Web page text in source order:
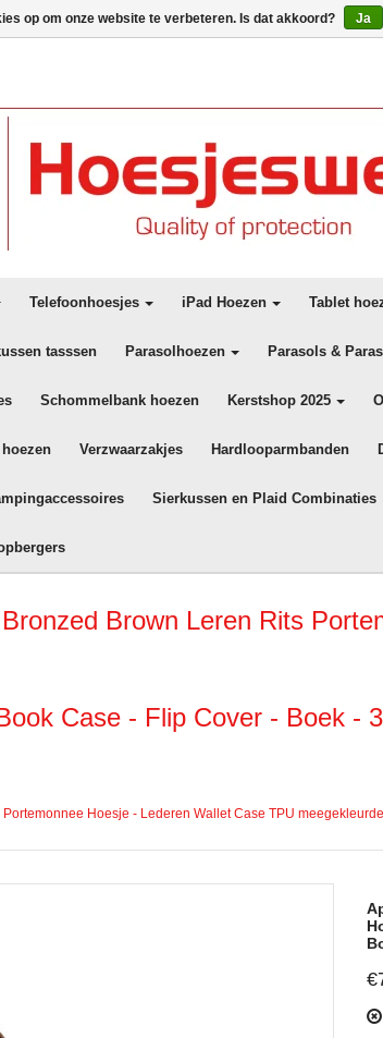
Telefoonhoesjes iPad Hoezen Tablet
tasssen Parasolhoezen Parasols &
Schommelbank hoezen Kerstshop 2025
Verzwaarzakjes Hardlooparmbanden
Sierkussen en Plaid Combinaties
Brown Leren Rits
Case - Flip Cover - Boek -
Hoesje - Lederen Wallet Case TPU
op om onze website te verbeteren. Is dat akkoord? Ja